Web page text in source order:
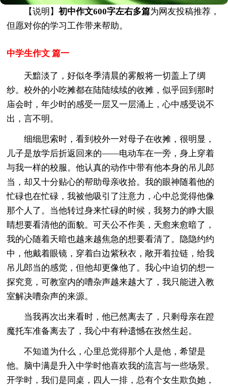
【说明】初中作文600字左右多篇为网友投稿推荐，
但愿对你的学习工作带来帮助。
中学生作文 篇一
天黯淡了，好似冬季清晨的雾般将一切盖上了绸
纱。校外的小吃摊都在陆陆续续的收摊，似乎回到那时
庙会时，年少时的感受一层又一层涌上，心中感受说不
出，言不明。
细细思索时，看到校外一对母子在收摊，很明显，
儿子是放学后折返回来的——电动车在一旁，身上穿着
与我一样的校服。他认真的动作中带有他本身的吊儿郎
当，却又十分贴心的帮助母亲收拾。我的眼神随着他的
忙碌也在忙碌，我被他吸引了注意力，心中总觉得他像
那个人了。当他转过身来忙碌的时候，我努力的睁大眼
睛想要看清他的面貌。可天公不作美，天愈来愈暗了，
我的心随着天暗也越来越焦急的想要看清了。隐隐约约
中，他戴着眼镜，穿着白边紫秋衣，敞开着拉链，给我
吊儿郎当的感觉，但他却更像他了。我心中迫切的想一
探究竟，可教室内的嘈杂声越来越大了，我只能进入教
室解决嘈杂声的来源。
当我再次出来看时，他已然离去了，只剩母亲在蹬
魔托车准备离去了，我心中有种遗憾在孜然生起。
不知道为什么，心里总觉得那个人是他，希望是
他。脑中满是升入中学时他喜欢我的流言与一些场景。
开学时，我们是同桌，四人一排，总有个女生欺负她，